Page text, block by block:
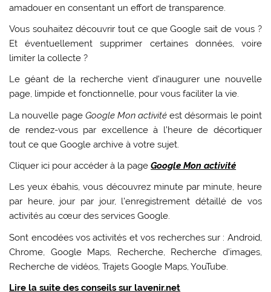
amadouer en consentant un effort de transparence.
Vous souhaitez découvrir tout ce que Google sait de vous ?
Et éventuellement supprimer certaines données, voire
limiter la collecte ?
Le géant de la recherche vient d’inaugurer une nouvelle
page, limpide et fonctionnelle, pour vous faciliter la vie.
La nouvelle page Google Mon activité est désormais le point
de rendez-vous par excellence à l’heure de décortiquer
tout ce que Google archive à votre sujet.
Cliquer ici pour accéder à la pageGoogle Mon activité
Les yeux ébahis, vous découvrez minute par minute, heure
par heure, jour par jour, l’enregistrement détaillé de vos
activités au cœur des services Google.
Sont encodées vos activités et vos recherches sur : Android,
Chrome, Google Maps, Recherche, Recherche d’images,
Recherche de vidéos, Trajets Google Maps, YouTube.
Lire la suite des conseils sur lavenir.net